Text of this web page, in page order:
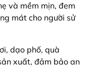
và mềm mịn, đem
mát cho người sử
dạo phố, quà
xuất, đảm bảo an